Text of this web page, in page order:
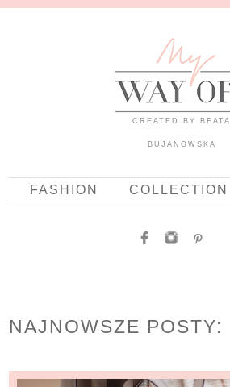
CREATED BY BEATA
BUJANOWSKA
FASHION COLLECTION
NAJNOWSZE POSTY: